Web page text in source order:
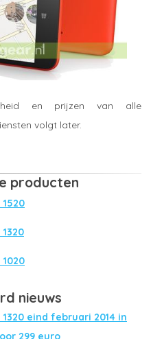
en prijzen van alle
volgt later.
producten
nieuws
eind februari 2014 in
299 euro